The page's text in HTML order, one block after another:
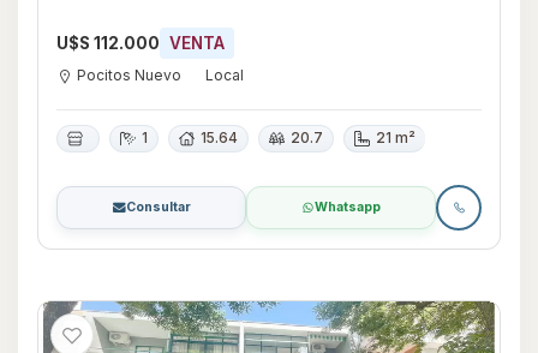
U$S 112.000 VENTA
Pocitos Nuevo Local
1 15.64 20.7 21 m²
Consultar Whatsapp